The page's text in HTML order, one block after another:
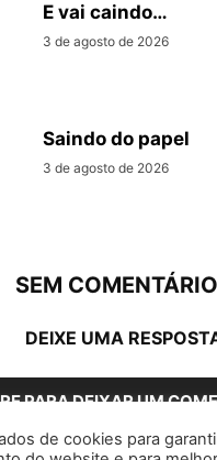
E vai caindo…
3 de agosto de 2026
Saindo do papel
3 de agosto de 2026
SEM
DEIXE UMA
PARA DEIXAR UM
de cookies para